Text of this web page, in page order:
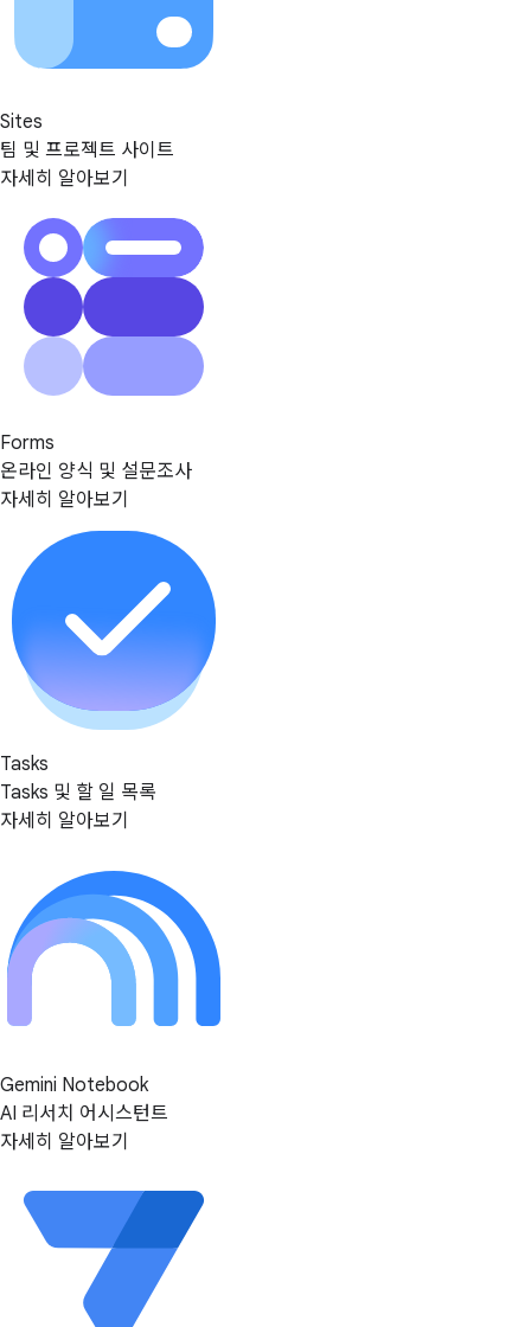
Sites
팀 및 프로젝트 사이트
자세히 알아보기
Forms
온라인 양식 및 설문조사
자세히 알아보기
Tasks
Tasks 및 할 일 목록
자세히 알아보기
Gemini Notebook
AI 리서치 어시스턴트
자세히 알아보기